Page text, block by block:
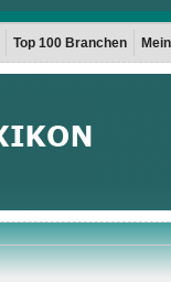
Top 100 Branchen